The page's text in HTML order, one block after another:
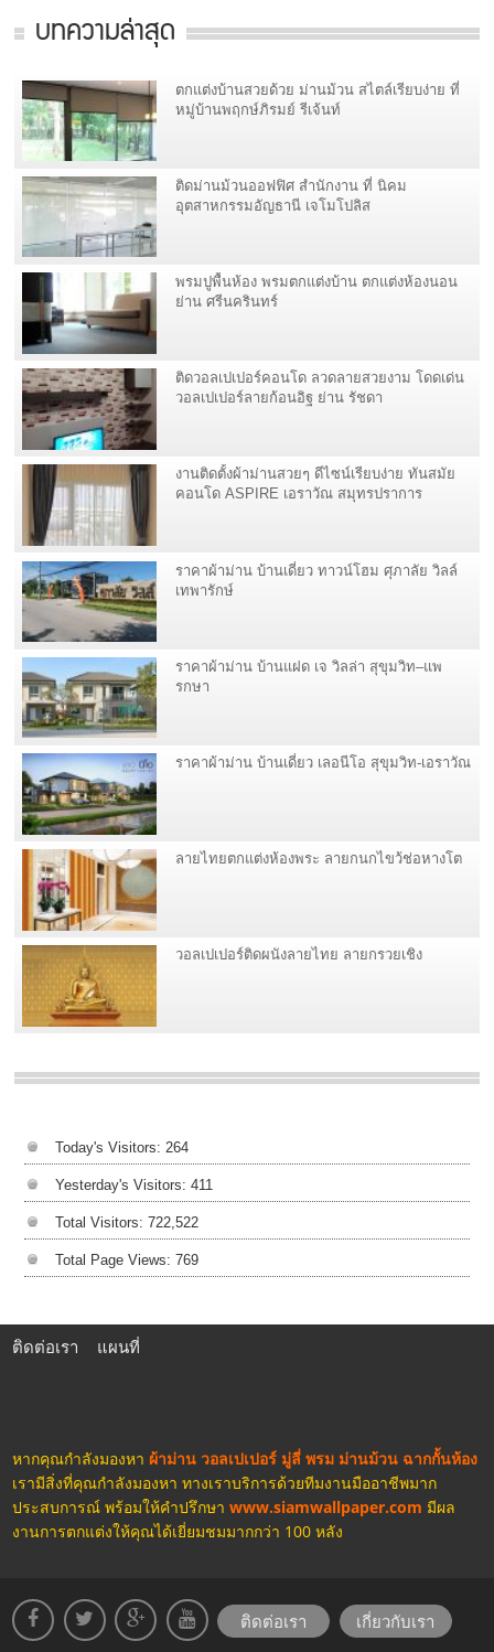
บทความล่าสุด
ตกแต่งบ้านสวยด้วย ม่านม้วน สไตล์เรียบง่าย ที่
หมู่บ้านพฤกษ์ภิรมย์ รีเจ้นท์
ติดม่านม้วนออฟฟิศ สำนักงาน ที่ นิคม
อุตสาหกรรมอัญธานี เจโมโปลิส
พรมปูพื้นห้อง พรมตกแต่งบ้าน ตกแต่งห้องนอน
ย่าน ศรีนครินทร์
ติดวอลเปเปอร์คอนโด ลวดลายสวยงาม โดดเด่น
วอลเปเปอร์ลายก้อนอิฐ ย่าน รัชดา
งานติดตั้งผ้าม่านสวยๆ ดีไซน์เรียบง่าย ทันสมัย
คอนโด ASPIRE เอราวัณ สมุทรปราการ
ราคาผ้าม่าน บ้านเดี่ยว ทาวน์โฮม ศุภาลัย วิลล์
เทพารักษ์
ราคาผ้าม่าน บ้านแฝด เจ วิลล่า สุขุมวิท–แพ
รกษา
ราคาผ้าม่าน บ้านเดี่ยว เลอนีโอ สุขุมวิท-เอราวัณ
ลายไทยตกแต่งห้องพระ ลายกนกไขว้ช่อหางโต
วอลเปเปอร์ติดผนังลายไทย ลายกรวยเชิง
Today's Visitors: 264
Yesterday's Visitors: 411
Total Visitors: 722,522
Total Page Views: 769
ติดต่อเรา แผนที่
หากคุณกำลังมองหา ผ้าม่าน วอลเปเปอร์ มู่ลี่ พรม ม่านม้วน ฉากกั้นห้อง
เรามีสิ่งที่คุณกำลังมองหา ทางเราบริการด้วยทีมงานมืออาชีพมาก
ประสบการณ์ พร้อมให้คำปรึกษา www.siamwallpaper.com มีผล
งานการตกแต่งให้คุณได้เยี่ยมชมมากกว่า 100 หลัง
ติดต่อเรา เกี่ยวกับเรา